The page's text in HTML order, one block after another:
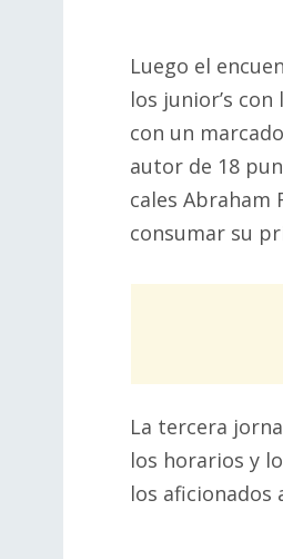
Luego el
los junior’s
con un
autor de 18
cales Abraham
consumar su
La tercera
los horarios y
los aficionados